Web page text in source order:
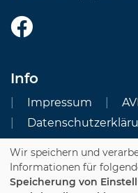
Info
Impressum
Cookie Einstellungen
Dozenten-Login
Wir speichern und
Informationen für
Speicherung von